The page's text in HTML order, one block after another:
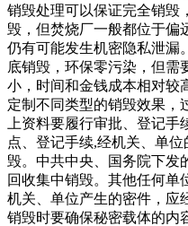
销毁处理可以保证完全销毁
毁，但焚烧厂一般都位于偏
仍有可能发生机密隐私泄漏
底销毁，环保零污染，但需
小，时间和金钱成本相对较
定制不同类型的销毁效果，
上资料要履行审批、登记
点、登记手续,经机关、单
毁。中共中央、国务院下
回收集中销毁。其他任何单
机关、单位产生的密件，应
销毁时要确保秘密载体的内